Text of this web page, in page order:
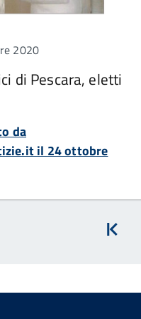
2020
di Pescara, eletti
da
il 24 ottobre